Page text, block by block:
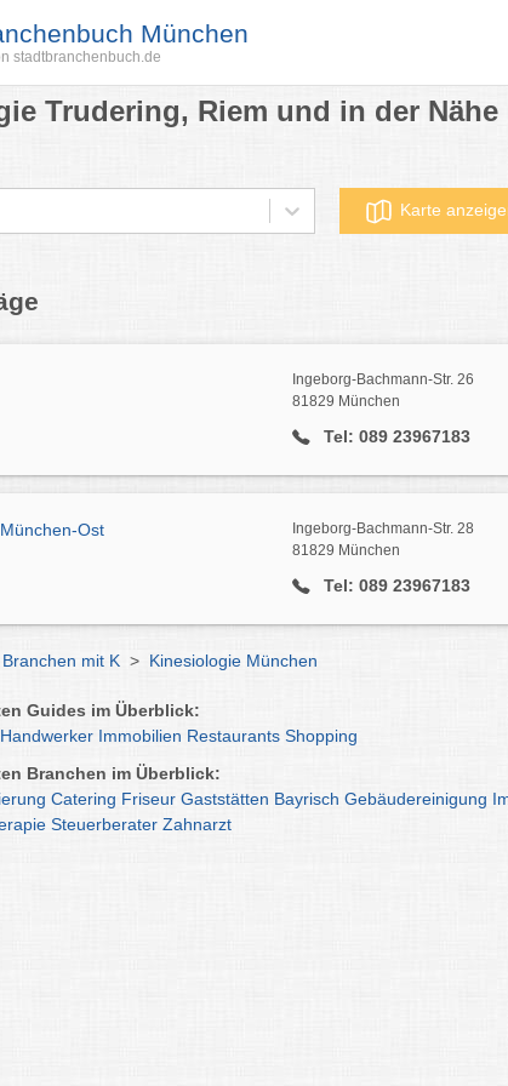
München
stadtbranchenbuch.de
Trudering, Riem und in der Nähe
Karte
Ingeborg-Bachmann-Str. 26
81829 München
Tel: 089 23967183
Ost
Ingeborg-Bachmann-Str. 28
81829 München
Tel: 089 23967183
Branchen mit K > Kinesiologie München
Guides im Überblick:
Handwerker Immobilien Restaurants Shopping
Branchen im Überblick:
Catering Friseur Gaststätten Bayrisch Gebäudereinigung
Steuerberater Zahnarzt